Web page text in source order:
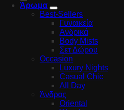
Άρωμα
Best-Sellers
Γυναικεία
Ανδρικά
Body Mists
Σετ Δώρου
Occasion
Luxury Nights
Casual Chic
All Day
Άνδρας
Oriental